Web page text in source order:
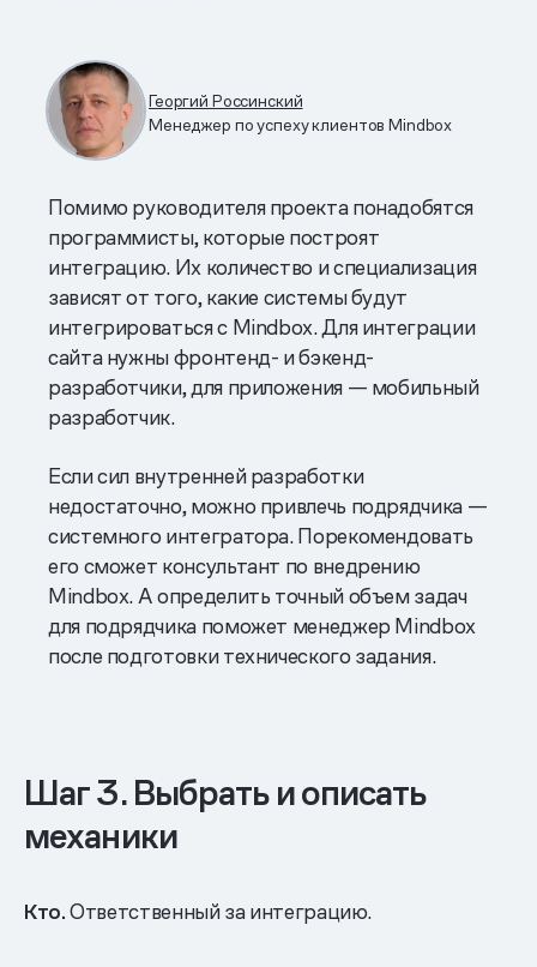
Георгий Россинский
Менеджер по успеху клиентов Mindbox
Помимо руководителя проекта понадобятся
программисты, которые построят
интеграцию. Их количество и специализация
зависят от того, какие системы будут
интегрироваться с Mindbox. Для интеграции
сайта нужны фронтенд- и бэкенд-
разработчики, для приложения — мобильный
разработчик.
Если сил внутренней разработки
недостаточно, можно привлечь подрядчика —
системного интегратора. Порекомендовать
его сможет консультант по внедрению
Mindbox. А определить точный объем задач
для подрядчика поможет менеджер Mindbox
после подготовки технического задания.
Шаг 3. Выбрать и описать
механики
Кто.Ответственный за интеграцию.